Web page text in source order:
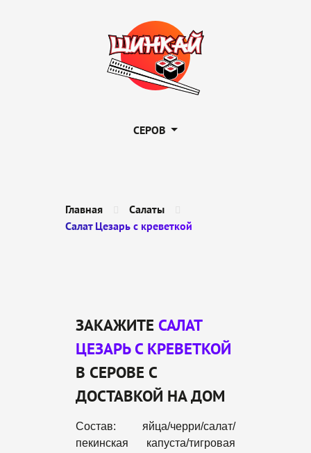
СЕРОВ
Главная
Салаты
Салат Цезарь с креветкой
ЗАКАЖИТЕ САЛАТ
ЦЕЗАРЬ С КРЕВЕТКОЙ
В СЕРОВЕ С
ДОСТАВКОЙ НА ДОМ
Состав: яйца/черри/салат/
пекинская капуста/тигровая